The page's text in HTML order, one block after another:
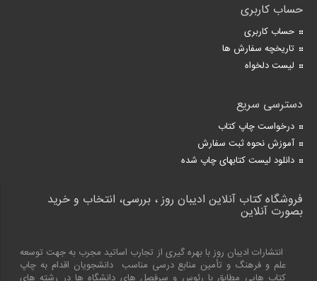
حساب کاربری
حساب کاربری
تاریخچه سفارش ها
لیست دلخواه
دسترسی سریع
درخواست چاپ کتاب
آموزش نحوه ثبت سفارش
دانلود لیست کتابهای چاپ شده
فروشگاه کتاب آنلاین ادیبان روز ، بررسی، انتخاب و خرید
بصورت آنلاین
انتشارات ادیبان روز با بهره گیری از تجارب اساتید مجرب به جهت توسعه
علم و فرهنگ و تأمین منابع درسی مناسب دانشجویان اقدام به چاپ